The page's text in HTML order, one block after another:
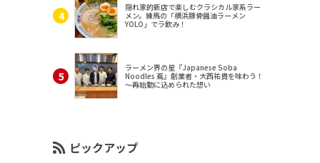
隠れ家的新店で楽しむクラシカル家系ラー
メン。練馬の「横浜豚骨醤油ラーメン
YOLO」でラ飲み！
ラーメン界の星『Japanese Soba
Noodles 蔦』創業者・大西祐貴を味わう！
～再始動に込められた想い
ピックアップ